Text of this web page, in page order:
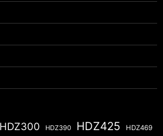
HDZ300 HDZ390 HDZ425 HDZ469